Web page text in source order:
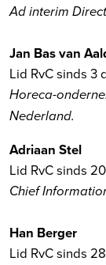
Ad interim
Jan Bas van
Lid RvC sinds 3
Horeca-
Nederland.
Adriaan Stel
Lid RvC sinds
Chief
Han Berger
Lid RvC sinds